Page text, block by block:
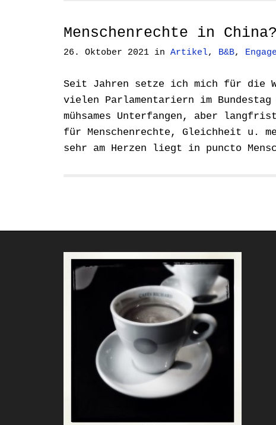
Menschenrechte in China?
26. Oktober 2021 in Artikel, B&B,
Seit Jahren setze ich mich für die
vielen Parlamentariern im
mühsames Unterfangen, aber
für Menschenrechte, Gleichheit u.
sehr am Herzen liegt in puncto